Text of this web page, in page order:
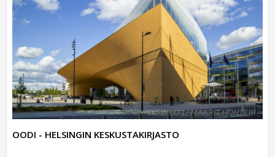
OODI - HELSINGIN KESKUSTAKIRJASTO